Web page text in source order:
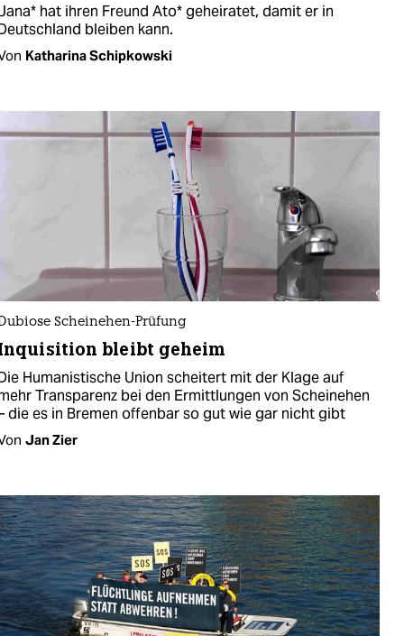
hat ihren Freund Ato* geheiratet, damit er in
bleiben kann.
Katharina Schipkowski
Scheinehen-Prüfung
bleibt geheim
Humanistische Union scheitert mit der Klage auf
Transparenz bei den Ermittlungen von Scheinehen
die es in Bremen offenbar so gut wie gar nicht gibt
Jan Zier